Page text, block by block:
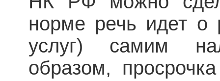
норме речь идет о
услуг) самим
образом,